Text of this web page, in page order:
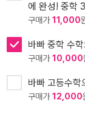
에 완성! 중학
구매가11,000
바빠 중학 수
구매가10,000
바빠 고등수학
구매가12,000